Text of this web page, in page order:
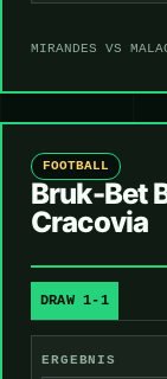
MIRANDES VS
FOOTBALL
Bruk-Bet
Cracovia
DRAW 1-1
ERGEBNIS